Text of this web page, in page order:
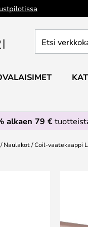
verkkokaupan
alkaen 79 €
Naulakot Coil-vaatekaappi